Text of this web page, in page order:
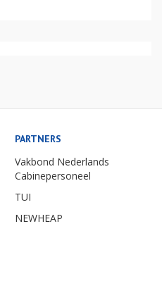
PARTNERS
Vakbond Nederlands
Cabinepersoneel
TUI
NEWHEAP